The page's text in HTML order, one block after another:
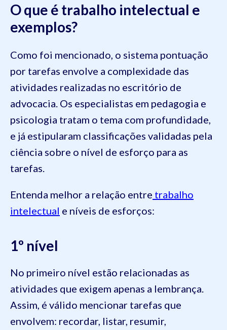
O que é trabalho intelectual e
exemplos?
Como foi mencionado, o sistema pontuação
por tarefas envolve a complexidade das
atividades realizadas no escritório de
advocacia. Os especialistas em pedagogia e
psicologia tratam o tema com profundidade,
e já estipularam classificações validadas pela
ciência sobre o nível de esforço para as
tarefas.
Entenda melhor a relação entre trabalho
intelectual e níveis de esforços:
1º nível
No primeiro nível estão relacionadas as
atividades que exigem apenas a lembrança.
Assim, é válido mencionar tarefas que
envolvem: recordar, listar, resumir,